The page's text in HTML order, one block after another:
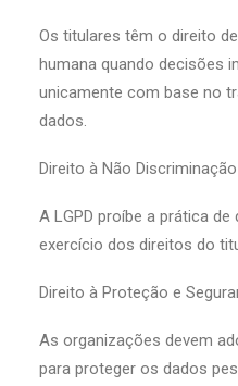
Os titulares têm o direito
humana quando decisões
unicamente com base no
dados.
Direito à Não Discriminação
A LGPD proíbe a prática
exercício dos direitos do
Direito à Proteção e
As organizações devem
para proteger os dados